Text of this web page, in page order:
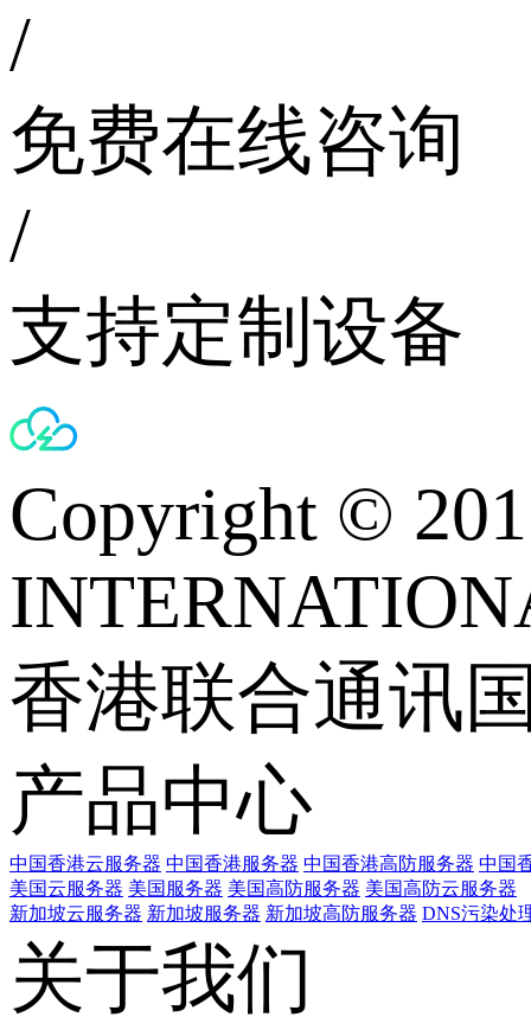
/
免费在线咨询
/
支持定制设备
Copyright ©
香港联合通讯
产品中心
中国香港云服务器 中国香港服务器 中国香港高防服务器 中国
美国云服务器 美国服务器 美国高防服务器 美国高防云服务器
新加坡云服务器 新加坡服务器 新加坡高防服务器 DNS污染处
关于我们